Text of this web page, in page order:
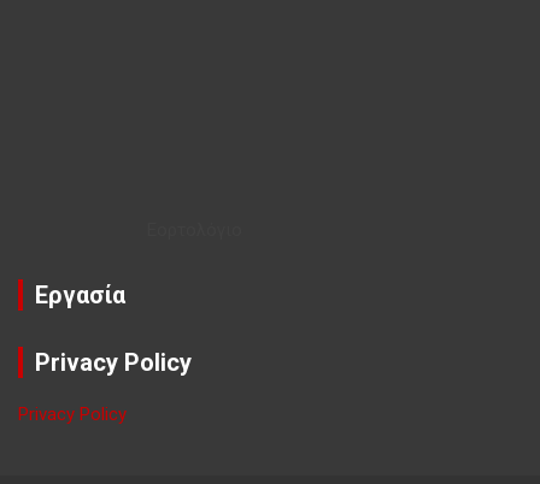
Εργασία
Privacy Policy
Privacy Policy